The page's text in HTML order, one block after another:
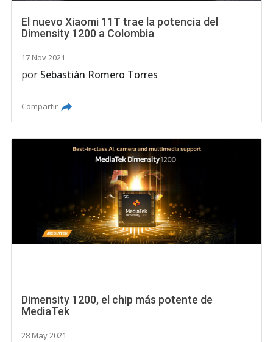
El nuevo Xiaomi 11T trae la potencia del
Dimensity 1200 a Colombia
17 Nov 2021
por Sebastián Romero Torres
Compartir
Dimensity 1200, el chip más potente de
MediaTek
28 May 2021